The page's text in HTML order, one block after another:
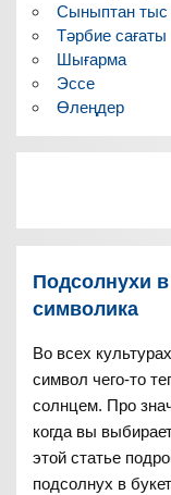
Сыныптан
Тәрбие сағаты
Шығарма
Эссе
Өлеңдер
Подсолнухи
символика
Во всех
символ чего-то
солнцем. Про
когда вы
этой статье
подсолнух в